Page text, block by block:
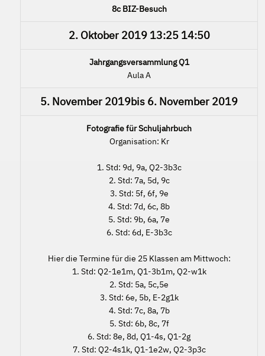
8c BIZ-Besuch
2. Oktober 201913:25 14:50
Jahrgangsversammlung Q1
Aula A
5. November 2019bis 6. November 2019
Fotografie für Schuljahrbuch
Organisation: Kr
1. Std: 9d, 9a, Q2-3b3c
2. Std: 7a, 5d, 9c
3. Std: 5f, 6f, 9e
4. Std: 7d, 6c, 8b
5. Std: 9b, 6a, 7e
6. Std: 6d, E-3b3c
Hier die Termine für die 25 Klassen am Mittwoch:
1. Std: Q2-1e1m, Q1-3b1m, Q2-w1k
2. Std: 5a, 5c,5e
3. Std: 6e, 5b, E-2g1k
4. Std: 7c, 8a, 7b
5. Std: 6b, 8c, 7f
6. Std: 8e, 8d, Q1-4s, Q1-2g
7. Std: Q2-4s1k, Q1-1e2w, Q2-3p3c